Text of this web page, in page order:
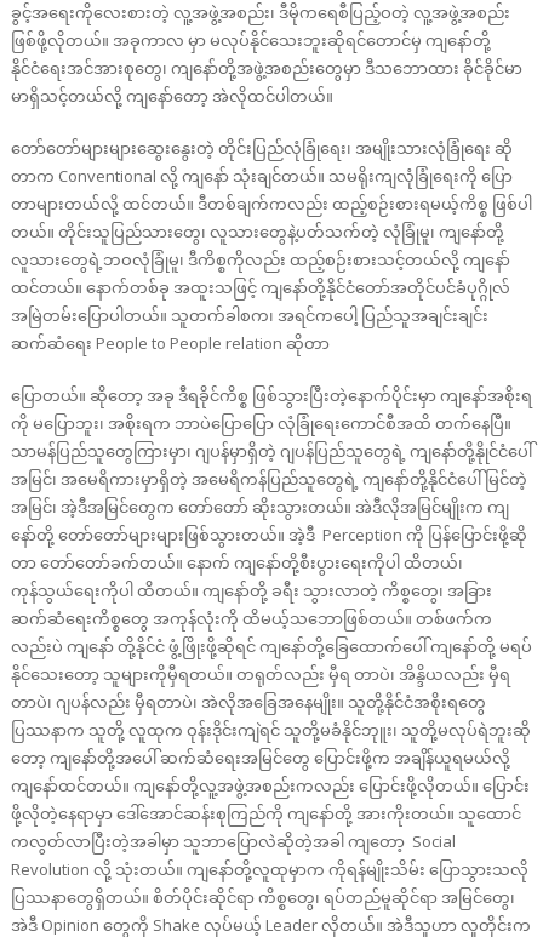
ခွင့်အရေးကိုလေးစားတဲ့ လူ့အဖွဲ့အစည်း၊ ဒီမိုကရေစီပြည့်ဝတဲ့ လူ့အဖွဲ့အစည်း
ဖြစ်ဖို့လိုတယ်။ အခုကာလ မှာ မလုပ်နိုင်သေးဘူးဆိုရင်တောင်မှ ကျနော်တို့
နိုင်ငံရေးအင်အားစုတွေ၊ ကျနော်တို့အဖွဲ့အစည်းတွေမှာ ဒီသဘောထား ခိုင်ခိုင်မာ
မာရှိသင့်တယ်လို့ ကျနော်တော့ အဲလိုထင်ပါတယ်။
တော်တော်များများဆွေးနွေးတဲ့ တိုင်းပြည်လုံခြုံရေး၊ အမျိုးသားလုံခြုံရေး ဆို
တာက Conventional လို့ ကျနော် သုံးချင်တယ်။ သမရိုးကျလုံခြုံရေးကို ပြော
တာများတယ်လို့ ထင်တယ်။ ဒီတစ်ချက်ကလည်း ထည့်စဉ်းစားရမယ့်ကိစ္စ ဖြစ်ပါ
တယ်။ တိုင်းသူပြည်သားတွေ၊ လူသားတွေနဲ့ပတ်သက်တဲ့ လုံခြုံမူ၊ ကျနော်တို့
လူသားတွေရဲ့ဘဝလုံခြုံမူ၊ ဒီကိစ္စကိုလည်း ထည့်စဉ်းစားသင့်တယ်လို့ ကျနော်
ထင်တယ်။ နောက်တစ်ခု အထူးသဖြင့် ကျနော်တို့နိုင်ငံတော်အတိုင်ပင်ခံပုဂ္ဂိုလ်
အမြဲတမ်းပြောပါတယ်။ သူတက်ခါစက၊ အရင်ကပေါ့ ပြည်သူအချင်းချင်း
ဆက်ဆံရေး People to People relation ဆိုတာ
ပြောတယ်။ ဆိုတော့ အခု ဒီရခိုင်ကိစ္စ ဖြစ်သွားပြီးတဲ့နောက်ပိုင်းမှာ ကျနော်အစိုးရ
ကို မပြောဘူး၊ အစိုးရက ဘာပဲပြောပြော လုံခြုံရေးကောင်စီအထိ တက်နေပြီ။
သာမန်ပြည်သူတွေကြားမှာ၊ ဂျပန်မှာရှိတဲ့ ဂျပန်ပြည်သူတွေရဲ့ ကျနော်တို့နိုုင်ငံပေါ်
အမြင်၊ အမေရိကားမှာရှိတဲ့ အမေရိကန်ပြည်သူတွေရဲ့ ကျနော်တို့နိုင်ငံပေါ် မြင်တဲ့
အမြင်၊ အဲ့ဒီအမြင်တွေက တော်တော် ဆိုးသွားတယ်။ အဲဒီလိုအမြင်မျိုးက ကျ
နော်တို့ တော်တော်များများဖြစ်သွားတယ်။ အဲ့ဒီ Perception ကို ပြန်ပြောင်းဖို့ဆို
တာ တော်တော်ခက်တယ်။ နောက် ကျနော်တို့စီးပွားရေးကိုပါ ထိတယ်၊
ကုန်သွယ်ရေးကိုပါ ထိတယ်။ ကျနော်တို့ ခရီး သွားလာတဲ့ ကိစ္စတွေ၊ အခြား
ဆက်ဆံရေးကိစ္စတွေ အကုန်လုံးကို ထိမယ့်သဘောဖြစ်တယ်။ တစ်ဖက်က
လည်းပဲ ကျနော် တို့နိုင်ငံ ဖွံ့ဖြိုးဖို့ဆိုရင် ကျနော်တို့ခြေထောက်ပေါ် ကျနော်တို့ မရပ်
နိုင်သေးတော့ သူများကိုမှီရတယ်။ တရုတ်လည်း မှီရ တာပဲ၊ အိန္ဒိယလည်း မှီရ
တာပဲ၊ ဂျပန်လည်း မှီရတာပဲ၊ အဲလိုအခြေအနေမျိုး။ သူတို့နိုင်ငံအစိုးရတွေ
ပြဿနာက သူတို့ လူထုက ဝုန်းဒိုင်းကျဲရင် သူတို့မခံနိုင်ဘုူး၊ သူတို့မလုပ်ရဲဘူးဆို
တော့ ကျနော်တို့အပေါ် ဆက်ဆံရေးအမြင်တွေ ပြောင်းဖို့က အချိန်ယူရမယ်လို့
ကျနော်ထင်တယ်။ ကျနော်တို့လူ့အဖွဲ့အစည်းကလည်း ပြောင်းဖို့လိုတယ်။ ပြောင်း
ဖို့လိုတဲ့နေရာမှာ ဒေါ်အောင်ဆန်းစုကြည်ကို ကျနော်တို့ အားကိုးတယ်။ သူထောင်
ကလွတ်လာပြီးတဲ့အခါမှာ သူဘာပြောလဲဆိုတဲ့အခါ ကျတော့ Social
Revolution လို့ သုံးတယ်။ ကျနော်တို့လူထုမှာက ကိုရန်မျိုးသိမ်း ပြောသွားသလို
ပြဿနာတွေရှိတယ်။ စိတ်ပိုင်းဆိုင်ရာ ကိစ္စတွေ၊ ရပ်တည်မူဆိုင်ရာ အမြင်တွေ၊
အဲဒီ Opinion တွေကို Shake လုပ်မယ့် Leader လိုတယ်။ အဲဒီသူဟာ လူတိုင်းက